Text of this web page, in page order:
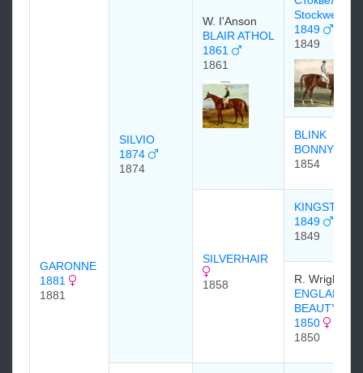
GARONNE
1881
1881
SILVIO
1874
1874
W. I'Anson
BLAIR ATHOL
1861
1861
Stockwell
1849
1849
BLINK
BONNY
1854
SILVERHAIR
1858
KINGSTON
1849
1849
R. Wright
ENGLANDS
BEAUTY
1850
1850